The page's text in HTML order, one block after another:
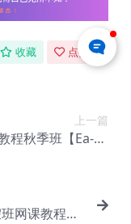
收藏 点赞(0)
上一篇
程秋季班【Ea-12
网课教程